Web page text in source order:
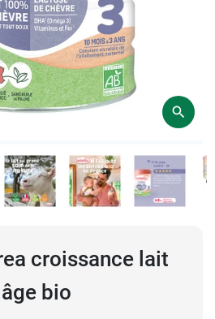
croissance lait
bio